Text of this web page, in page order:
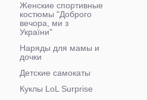
Женские спортивные
костюмы "Доброго
вечора, ми з
України"
Наряды для мамы и
дочки
Детские самокаты
Куклы LoL Surprise